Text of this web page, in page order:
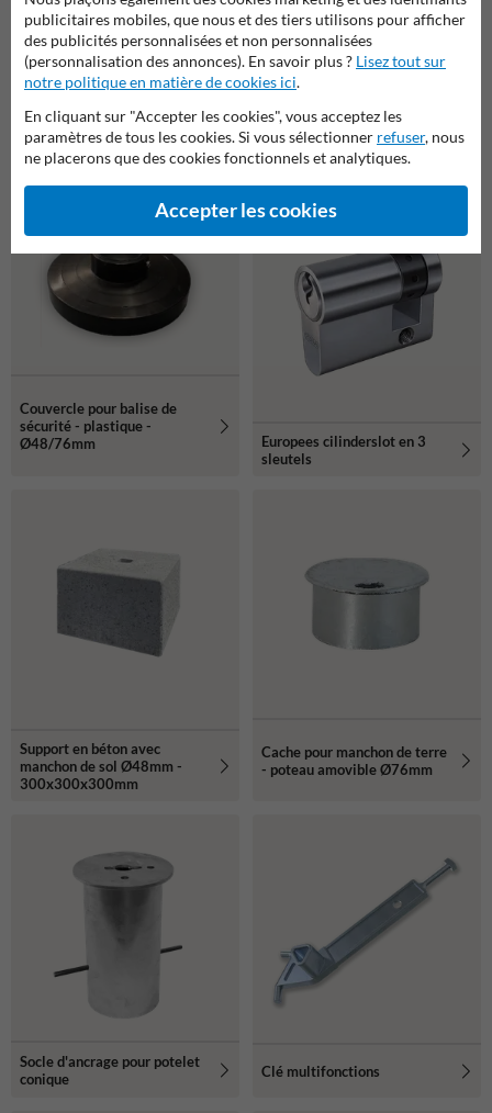
Adaptateur avec œillet pour
chaîne pour potelets de
signalisation flexibles Ø 80
Kit de brides à queue
d'aronde Ø 48 mm
Couvercle pour balise de
sécurité - plastique -
Ø48/76mm
Europees cilinderslot en 3
sleutels
Support en béton avec
manchon de sol Ø48mm -
300x300x300mm
Cache pour manchon de terre
- poteau amovible Ø76mm
Socle d'ancrage pour potelet
conique
Clé multifonctions
publicitaires mobiles, que nous et des tiers utilisons pour afficher
des publicités personnalisées et non personnalisées
(personnalisation des annonces). En savoir plus ? Lisez tout sur
notre politique en matière de cookies ici.
En cliquant sur "Accepter les cookies", vous acceptez les
paramètres de tous les cookies. Si vous sélectionner refuser, nous
ne placerons que des cookies fonctionnels et analytiques.
Accepter les cookies